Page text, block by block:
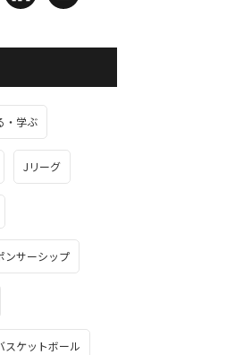
・学ぶ
Jリーグ
ンサーシップ
スケットボール